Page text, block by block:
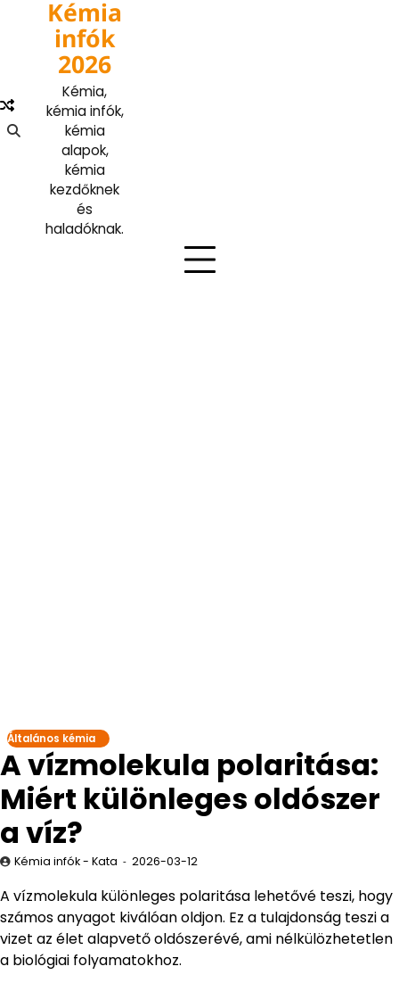
Kémia
infók
2026
Kémia,
kémia infók,
kémia
alapok,
kémia
kezdőknek
és
haladóknak.
Általános kémia
A vízmolekula polaritása:
Miért különleges oldószer
a víz?
Kémia infók - Kata 2026-03-12
A vízmolekula különleges polaritása lehetővé teszi, hogy
számos anyagot kiválóan oldjon. Ez a tulajdonság teszi a
vizet az élet alapvető oldószerévé, ami nélkülözhetetlen
a biológiai folyamatokhoz.